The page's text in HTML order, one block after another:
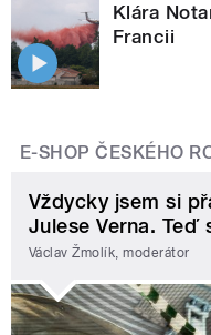
Klára
Francii
E-SHOP ČESKÉHO
Vždycky jsem si
Julese Verna. Teď
Václav Žmolík, moderátor